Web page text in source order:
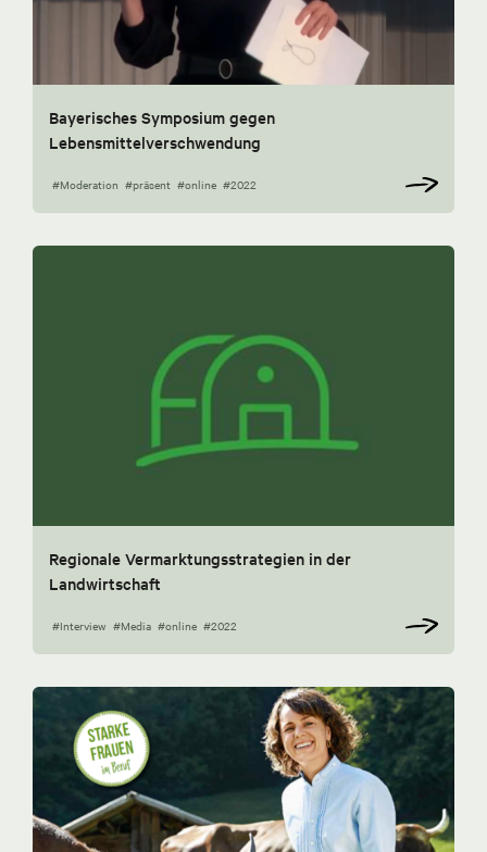
Bayerisches Symposium gegen
Lebensmittelverschwendung
#Moderation #präsent #online #2022
Regionale Vermarktungsstrategien in der
Landwirtschaft
#Interview #Media #online #2022